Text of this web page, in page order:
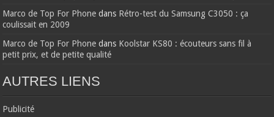
Marco de Top For Phone dans Rétro-test du Samsung C3050 : ça
coulissait en 2009
Marco de Top For Phone dans Koolstar KS80 : écouteurs sans fil à
petit prix, et de petite qualité
AUTRES LIENS
Publicité